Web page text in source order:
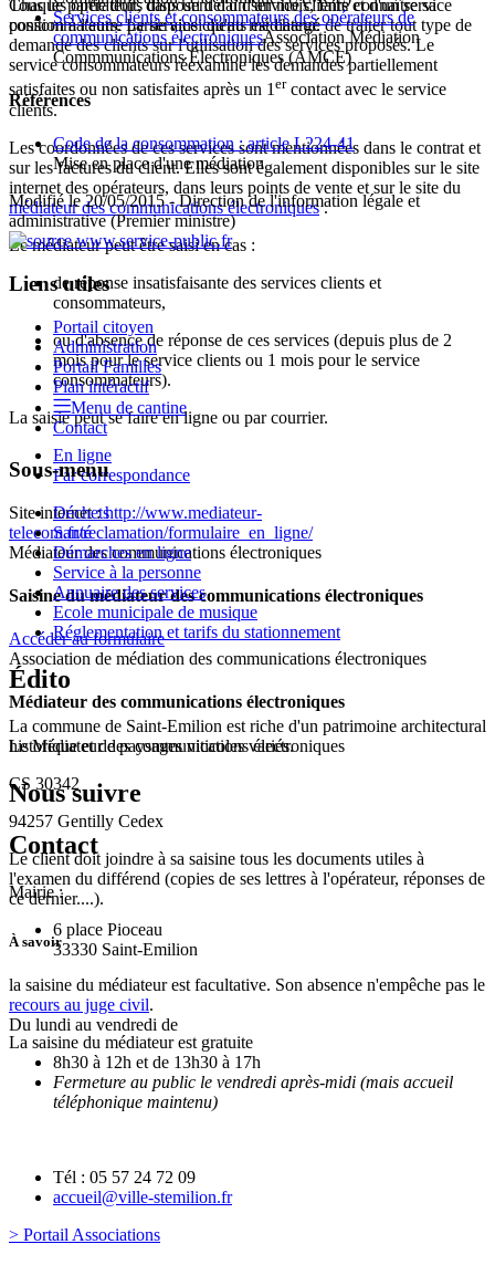
Tous les opérateurs disposent d'un service clients et d'un service
consommateurs. Le service clients est chargé de traiter tout type de
demande des clients sur l'utilisation des services proposés. Le
service consommateurs réexamine les demandes partiellement
satisfaites ou non satisfaites après un 1ercontact avec le service
clients.
Les coordonnées de ces services sont mentionnées dans le contrat et
sur les factures du client. Elles sont également disponibles sur le site
internet des opérateurs, dans leurs points de vente et sur le site du
médiateur des communications électroniques.
Le médiateur peut être saisi en cas :
de réponse insatisfaisante des services clients et
consommateurs,
ou d'absence de réponse de ces services (depuis plus de 2
mois pour le service clients ou 1 mois pour le service
consommateurs).
La saisie peut se faire en ligne ou par courrier.
En ligne
Par correspondance
Site internet :http://www.mediateur-
telecom.fr/reclamation/formulaire_en_ligne/
Médiateur des communications électroniques
Saisine du médiateur des communications électroniques
Accéder au formulaire
Association de médiation des communications électroniques
Médiateur des communications électroniques
Le Médiateur des communications électroniques
CS 30342
94257 Gentilly Cedex
Le client doit joindre à sa saisine tous les documents utiles à
l'examen du différend (copies de ses lettres à l'opérateur, réponses de
ce dernier....).
À savoir
la saisine du médiateur est facultative. Son absence n'empêche pas le
recours au juge civil.
La saisine du médiateur est gratuite
Chaque partie doit, dans un délai d'un mois, faire connaître sa
position à l'autre partie ainsi qu'au médiateur.
Services clients et consommateurs des opérateurs de
communications électroniquesAssociation Médiation
Commmunications Électroniques (AMCE)
Références
Code de la consommation : article L224-41
Mise en place d'une médiation
Modifié le 20/05/2015 - Direction de l'information légale et
administrative (Premier ministre)
Liens utiles
Portail citoyen
Administration
Portail Familles
Plan intéractif
Menu de cantine
Contact
Sous-menu
Déchets
Santé
Démarches en ligne
Service à la personne
Annuaire des services
Ecole municipale de musique
Réglementation et tarifs du stationnement
Édito
La commune de Saint-Emilion est riche d'un patrimoine architectural
historique et de paysages viticoles variés.
Nous suivre
Contact
Mairie :
6 place Pioceau
33330 Saint-Emilion
Du lundi au vendredi de
8h30 à 12h et de 13h30 à 17h
Fermeture au public le vendredi après-midi (mais accueil
téléphonique maintenu)
Tél : 05 57 24 72 09
accueil@ville-stemilion.fr
> Portail Associations